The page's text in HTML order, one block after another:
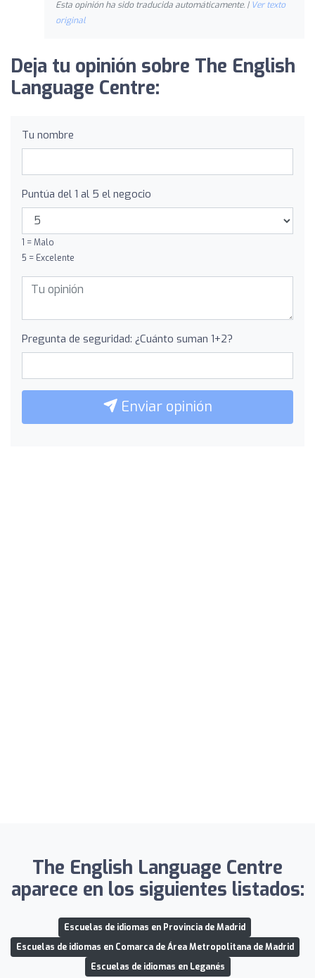
Esta opinión ha sido traducida automáticamente. | Ver texto
original
Deja tu opinión sobre The English
Language Centre:
Tu nombre
Puntúa del 1 al 5 el negocio
1 = Malo
5 = Excelente
Pregunta de seguridad: ¿Cuánto suman 1+2?
Enviar opinión
The English Language Centre
aparece en los siguientes listados:
Escuelas de idiomas en Provincia de Madrid
Escuelas de idiomas en Comarca de Área Metropolitana de Madrid
Escuelas de idiomas en Leganés